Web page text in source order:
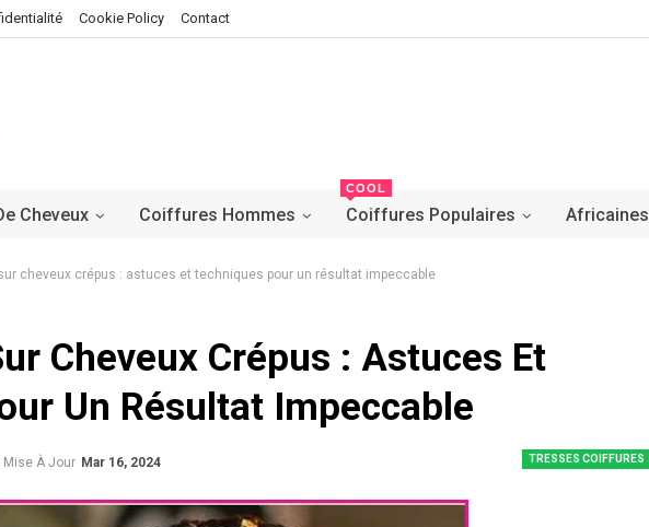
Cookie Policy Contact
Cheveux Coiffures Hommes Coiffures Populaires
COOL
Africaines
cheveux crépus : astuces et techniques pour un résultat impeccable
Cheveux Crépus : Astuces Et
Un Résultat Impeccable
TRESSES COIFFURES
Mise À Jour Mar 16, 2024